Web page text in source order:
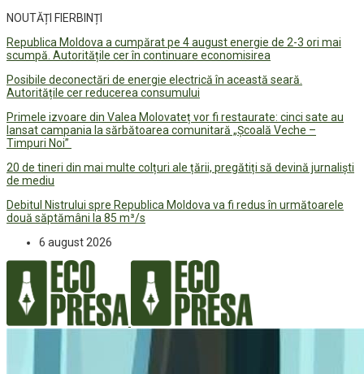
NOUTĂȚI FIERBINȚI
Republica Moldova a cumpărat pe 4 august energie de 2-3 ori mai
scumpă. Autoritățile cer în continuare economisirea
Posibile deconectări de energie electrică în această seară.
Autoritățile cer reducerea consumului
Primele izvoare din Valea Molovateț vor fi restaurate: cinci sate au
lansat campania la sărbătoarea comunitară „Școală Veche –
Timpuri Noi”
20 de tineri din mai multe colțuri ale țării, pregătiți să devină jurnaliști
de mediu
Debitul Nistrului spre Republica Moldova va fi redus în următoarele
două săptămâni la 85 m³/s
6 august 2026